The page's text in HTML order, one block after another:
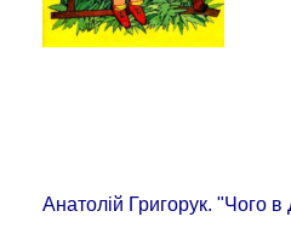
Анатолій Григорук. "Чого